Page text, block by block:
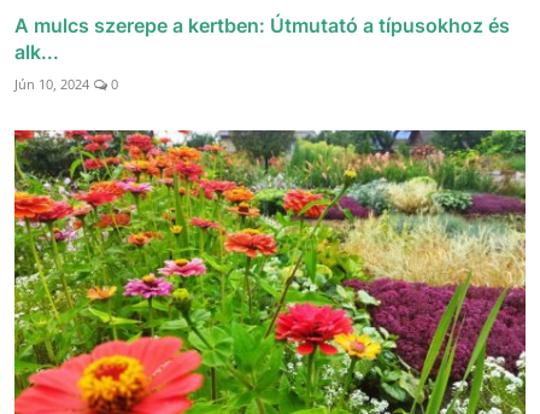
A mulcs szerepe a kertben: Útmutató a típusokhoz és
alk...
Jún 10, 2024 0